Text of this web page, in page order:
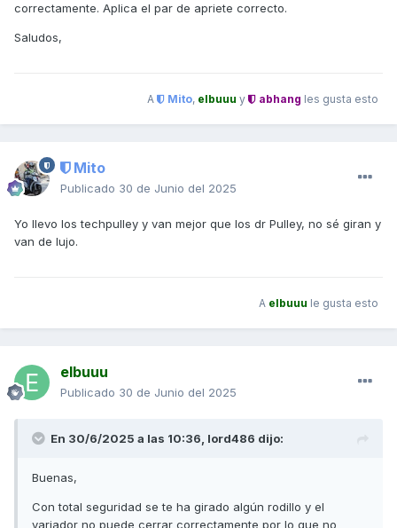
correctamente. Aplica el par de apriete correcto.
Saludos,
A Mito, elbuuu y abhang les gusta esto
Mito
Publicado 30 de Junio del 2025
Yo llevo los techpulley y van mejor que los dr Pulley, no sé giran y
van de lujo.
A elbuuu le gusta esto
elbuuu
Publicado 30 de Junio del 2025
En 30/6/2025 a las 10:36, lord486 dijo:
Buenas,
Con total seguridad se te ha girado algún rodillo y el
variador no puede cerrar correctamente por lo que no